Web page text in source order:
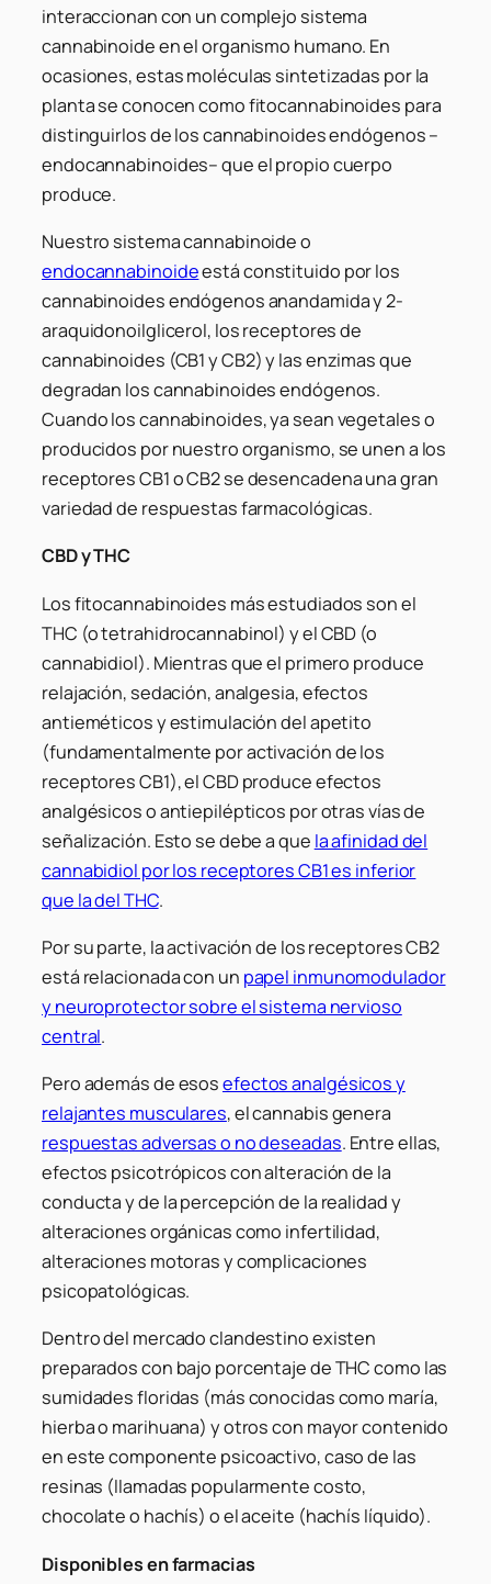
interaccionan con un complejo sistema
cannabinoide en el organismo humano. En
ocasiones, estas moléculas sintetizadas por la
planta se conocen como fitocannabinoides para
distinguirlos de los cannabinoides endógenos –
endocannabinoides– que el propio cuerpo
produce.
Nuestro sistema cannabinoide o
endocannabinoideestá constituido por los
cannabinoides endógenos anandamida y 2-
araquidonoilglicerol, los receptores de
cannabinoides (CB1 y CB2) y las enzimas que
degradan los cannabinoides endógenos.
Cuando los cannabinoides, ya sean vegetales o
producidos por nuestro organismo, se unen a los
receptores CB1 o CB2 se desencadena una gran
variedad de respuestas farmacológicas.
CBD y THC
Los fitocannabinoides más estudiados son el
THC (o tetrahidrocannabinol) y el CBD (o
cannabidiol). Mientras que el primero produce
relajación, sedación, analgesia, efectos
antieméticos y estimulación del apetito
(fundamentalmente por activación de los
receptores CB1), el CBD produce efectos
analgésicos o antiepilépticos por otras vías de
señalización. Esto se debe a que la afinidad del
cannabidiol por los receptores CB1 es inferior
que la del THC.
Por su parte, la activación de los receptores CB2
está relacionada con un papel inmunomodulador
y neuroprotector sobre el sistema nervioso
central.
Pero además de esosefectos analgésicos y
relajantes musculares, el cannabis genera
respuestas adversas o no deseadas. Entre ellas,
efectos psicotrópicos con alteración de la
conducta y de la percepción de la realidad y
alteraciones orgánicas como infertilidad,
alteraciones motoras y complicaciones
psicopatológicas.
Dentro del mercado clandestino existen
preparados con bajo porcentaje de THC como las
sumidades floridas (más conocidas como maría,
hierba o marihuana) y otros con mayor contenido
en este componente psicoactivo, caso de las
resinas (llamadas popularmente costo,
chocolate o hachís) o el aceite (hachís líquido).
Disponibles en farmacias